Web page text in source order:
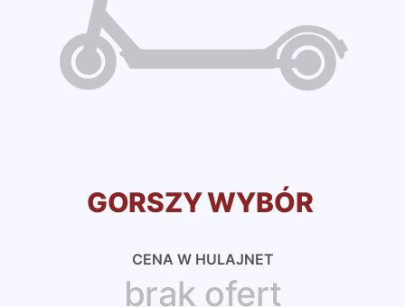
GORSZY WYBÓR
CENA W HULAJNET
brak ofert